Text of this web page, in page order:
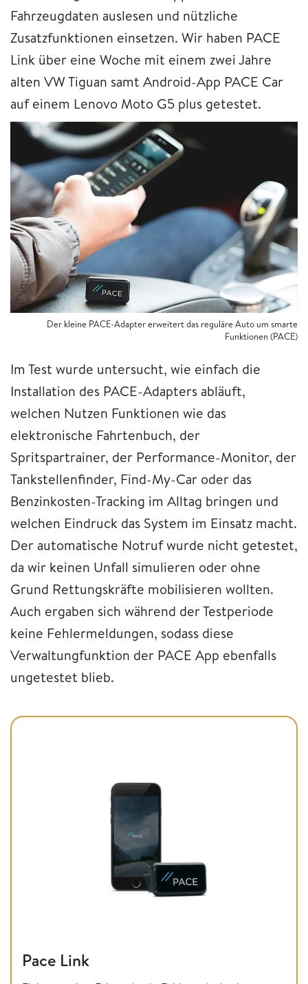
Fahrzeugdaten auslesen und nützliche
Zusatzfunktionen einsetzen. Wir haben PACE
Link über eine Woche mit einem zwei Jahre
alten VW Tiguan samt Android-App PACE Car
auf einem Lenovo Moto G5 plus getestet.
Der kleine PACE-Adapter erweitert das reguläre Auto um smarte
Funktionen (PACE)
Im Test wurde untersucht, wie einfach die
Installation des PACE-Adapters abläuft,
welchen Nutzen Funktionen wie das
elektronische Fahrtenbuch, der
Spritspartrainer, der Performance-Monitor, der
Tankstellenfinder, Find-My-Car oder das
Benzinkosten-Tracking im Alltag bringen und
welchen Eindruck das System im Einsatz macht.
Der automatische Notruf wurde nicht getestet,
da wir keinen Unfall simulieren oder ohne
Grund Rettungskräfte mobilisieren wollten.
Auch ergaben sich während der Testperiode
keine Fehlermeldungen, sodass diese
Verwaltungfunktion der PACE App ebenfalls
ungetestet blieb.
Pace Link